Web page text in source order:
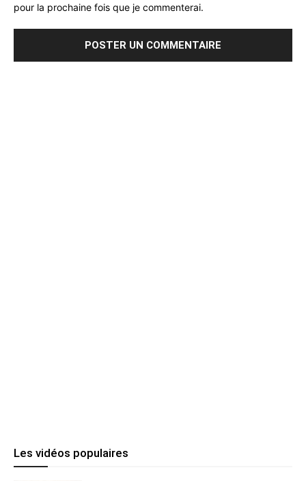
pour la prochaine fois que je commenterai.
Les vidéos populaires